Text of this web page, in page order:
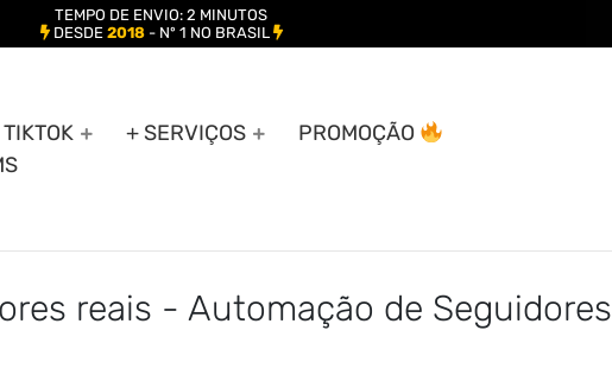
TIKTOK + SERVIÇOS
PROMOÇÃO
reais - Automação de Seguidores
TEMPO DE ENVIO: 2 MINUTOS
DESDE 2018- Nº 1 NO BRASIL